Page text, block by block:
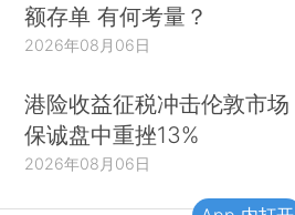
额存单 有何考量？
2026年08月06日
港险收益征税冲击伦敦市场
保诚盘中重挫13%
2026年08月06日